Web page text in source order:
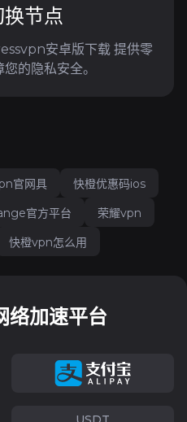
节点
安卓版下载 提供零
的隐私安全。
官网具
快橙优惠码ios
官方平台
荣耀vpn
快橙vpn怎么用
络加速平台